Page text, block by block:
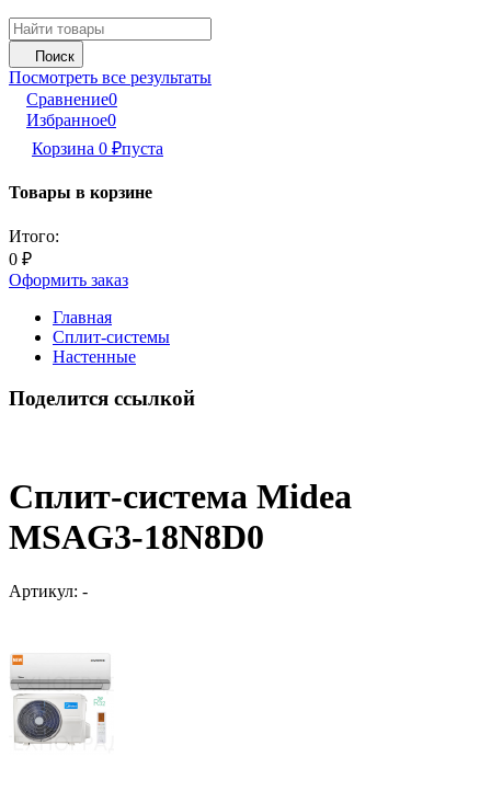
Поиск
Посмотреть все результаты
Сравнение0
Избранное0
Корзина 0 ₽пуста
Товары в корзине
Итого:
0 ₽
Оформить заказ
Главная
Сплит-системы
Настенные
Поделится ссылкой
Сплит-система Midea
MSAG3-18N8D0
Артикул: -